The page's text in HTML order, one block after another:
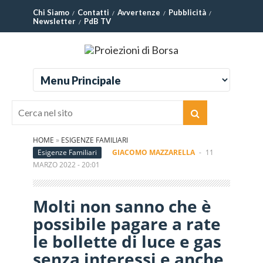
Chi Siamo Contatti Avvertenze
Pubblicità
Newsletter
PdB TV
HOME » ESIGENZE FAMILIARI
Esigenze Familiari
GIACOMO MAZZARELLA - 11
MARZO 2022 - 20:01
Molti non sanno che è
possibile pagare a rate
le bollette di luce e gas